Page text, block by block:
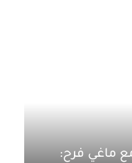
أغسطس 2026 مع ماغي فرح: